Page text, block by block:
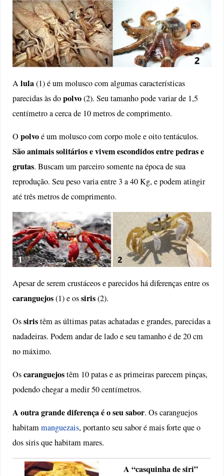
Alula(1) é um molusco com algumas características
parecidas às dopolvo(2). Seu tamanho pode variar de 1,5
centímetro a cerca de 10 metros de comprimento.
Opolvoé um molusco com corpo mole e oito tentáculos.
São animais solitários e vivem escondidos entre pedras e
grutas. Buscam um parceiro somente na época de sua
reprodução. Seu peso varia entre 3 a 40 Kg, e podem atingir
até três metros de comprimento.
Apesar de serem crustáceos e parecidos há diferenças entre os
caranguejos(1) e ossiris(2).
Ossiristêm as últimas patas achatadas e grandes, parecidas a
nadadeiras. Podem andar de lado e seu tamanho é de 20 cm
no máximo.
Oscaranguejostêm 10 patas e as primeiras parecem pinças,
podendo chegar a medir 50 centímetros.
A outra grande diferença é o seu sabor. Os caranguejos
habitammanguezais, portanto seu sabor é mais forte que o
dos siris que habitam mares.
A “casquinha de siri”